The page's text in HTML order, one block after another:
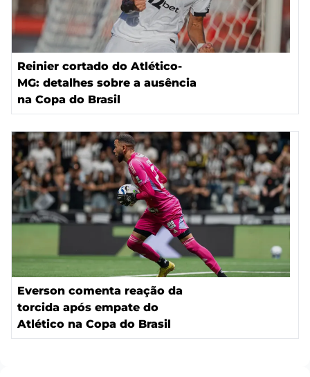
Reinier cortado do Atlético-
MG: detalhes sobre a ausência
na Copa do Brasil
Everson comenta reação da
torcida após empate do
Atlético na Copa do Brasil